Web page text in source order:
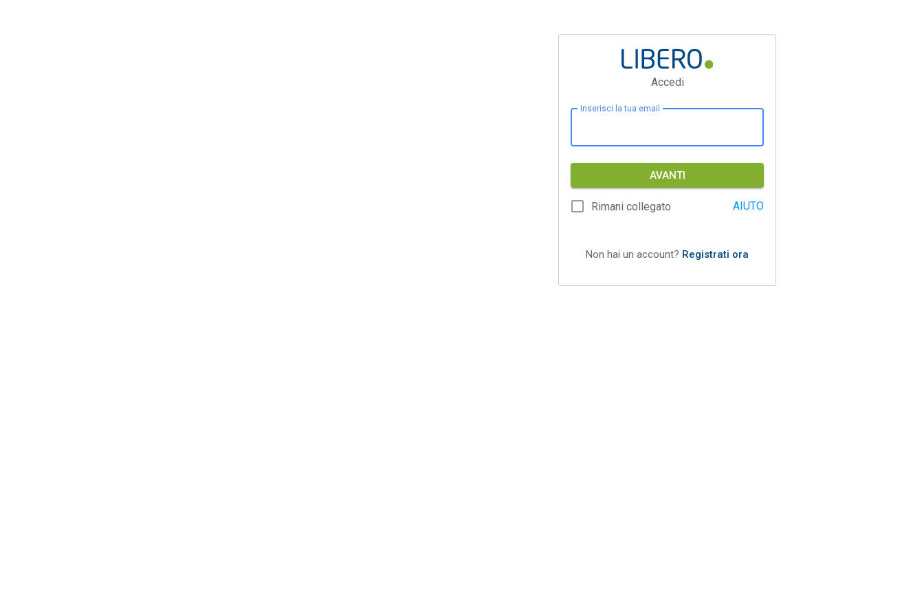
Accedi
Inserisci la tua email
AVANTI
Rimani collegato AIUTO
Non hai un account? Registrati ora